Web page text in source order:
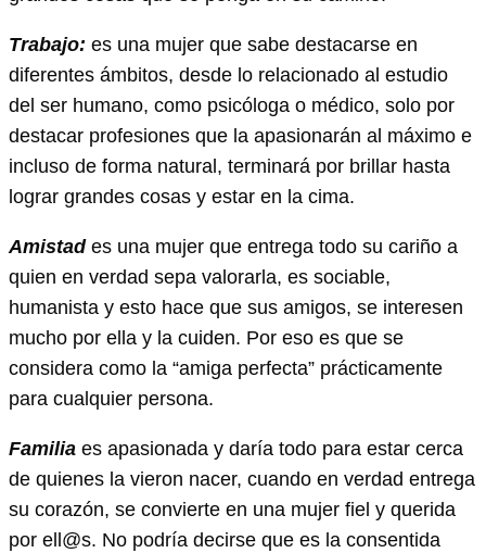
Trabajo: es una mujer que sabe destacarse en
diferentes ámbitos, desde lo relacionado al estudio
del ser humano, como psicóloga o médico, solo por
destacar profesiones que la apasionarán al máximo e
incluso de forma natural, terminará por brillar hasta
lograr grandes cosas y estar en la cima.
Amistades una mujer que entrega todo su cariño a
quien en verdad sepa valorarla, es sociable,
humanista y esto hace que sus amigos, se interesen
mucho por ella y la cuiden. Por eso es que se
considera como la “amiga perfecta” prácticamente
para cualquier persona.
Familia es apasionada y daría todo para estar cerca
de quienes la vieron nacer, cuando en verdad entrega
su corazón, se convierte en una mujer fiel y querida
por ell@s. No podría decirse que es la consentida